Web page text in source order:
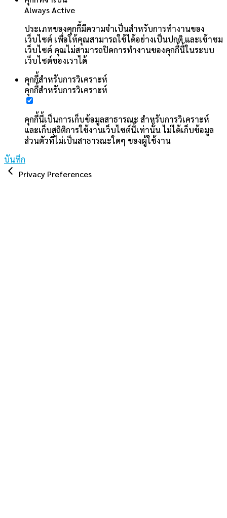
Always Active
ประเภทของคุกกี้มีความจำเป็นสำหรับการทำงานของ
เว็บไซต์ เพื่อให้คุณสามารถใช้ได้อย่างเป็นปกติ และเข้าชม
เว็บไซต์ คุณไม่สามารถปิดการทำงานของคุกกี้นี้ในระบบ
เว็บไซต์ของเราได้
คุกกี้สำหรับการวิเคราะห์
คุกกี้สำหรับการวิเคราะห์
คุกกี้นี้เป็นการเก็บข้อมูลสาธารณะ สำหรับการวิเคราะห์
และเก็บสถิติการใช้งานเว็บไซต์นี้เท่านั้น ไม่ได้เก็บข้อมูล
ส่วนตัวที่ไม่เป็นสาธารณะใดๆ ของผู้ใช้งาน
บันทึก
Privacy Preferences